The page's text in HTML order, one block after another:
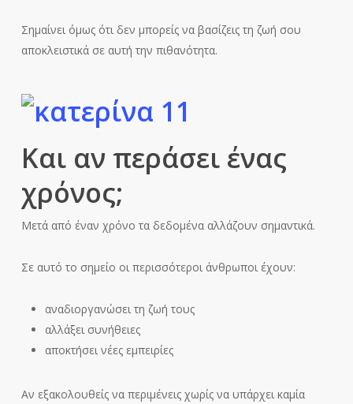
Σημαίνει όμως ότι δεν μπορείς να βασίζεις τη ζωή σου
αποκλειστικά σε αυτή την πιθανότητα.
Και αν περάσει ένας
χρόνος;
Μετά από έναν χρόνο τα δεδομένα αλλάζουν σημαντικά.
Σε αυτό το σημείο οι περισσότεροι άνθρωποι έχουν:
αναδιοργανώσει τη ζωή τους
αλλάξει συνήθειες
αποκτήσει νέες εμπειρίες
Αν εξακολουθείς να περιμένεις χωρίς να υπάρχει καμία